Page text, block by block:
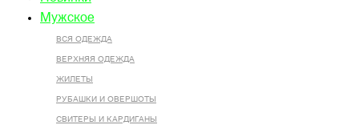
Мужское
ВСЯ ОДЕЖДА
ВЕРХНЯЯ ОДЕЖДА
ЖИЛЕТЫ
РУБАШКИ И ОВЕРШОТЫ
СВИТЕРЫ И КАРДИГАНЫ